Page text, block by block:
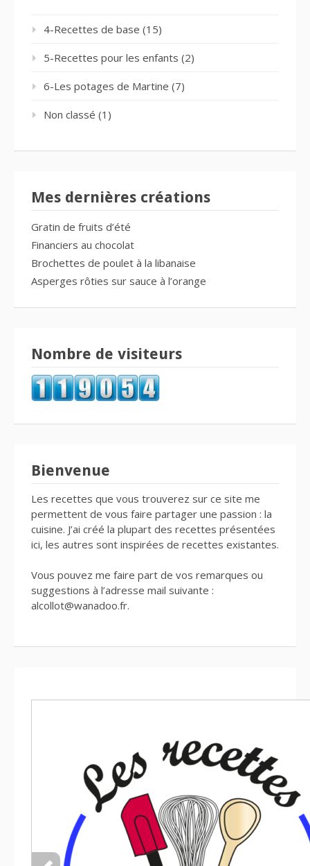
4-Recettes de base (15)
5-Recettes pour les enfants (2)
6-Les potages de Martine (7)
Non classé (1)
Mes dernières créations
Gratin de fruits d’été
Financiers au chocolat
Brochettes de poulet à la libanaise
Asperges rôties sur sauce à l’orange
Nombre de visiteurs
Bienvenue
Les recettes que vous trouverez sur ce site me
permettent de vous faire partager une passion : la
cuisine. J’ai créé la plupart des recettes présentées
ici, les autres sont inspirées de recettes existantes.
Vous pouvez me faire part de vos remarques ou
suggestions à l’adresse mail suivante :
alcollot@wanadoo.fr.